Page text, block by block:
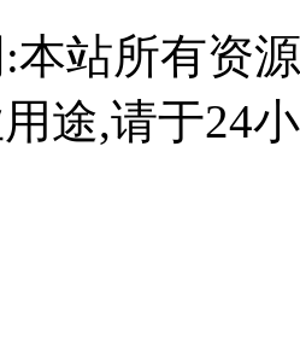
站所有资
途,请于24